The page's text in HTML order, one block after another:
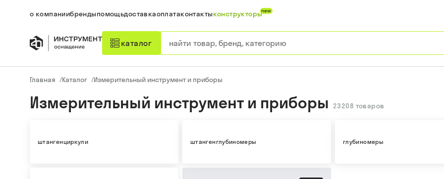
о компаниибрендыпомощьдоставкаоплатаконтактыконструкторыnew
каталог
Главная /Каталог /Измерительный инструмент и приборы
Измерительный инструмент и приборы 23208 товаров
штангенциркули штангенглубиномеры глубиномеры